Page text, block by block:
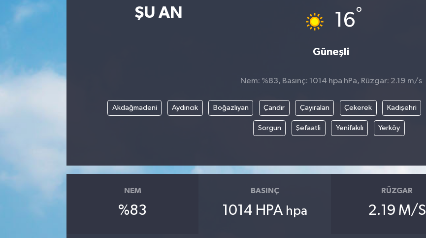
ŞU AN 16°
Güneşli
Nem: %83, Basınç: 1014 hpa hPa, Rüzgar: 2.19 m/s
Akdağmadeni Aydıncık Boğazlıyan Çandır Çayıralan Çekerek Kadışehri
Sorgun Şefaatli Yenifakılı Yerköy
NEM
%83
BASINÇ
1014 HPA hpa
RÜZGAR
2.19 M/S